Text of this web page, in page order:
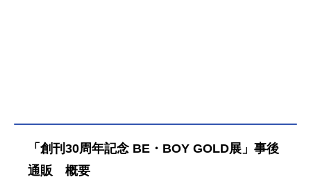
「創刊30周年記念 BE・BOY GOLD展」事後
通販 概要